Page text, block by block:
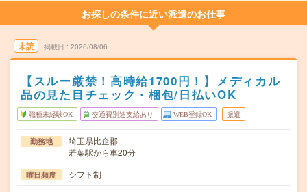
お探しの条件に近い派遣のお仕事
未読 掲載日 2026/08/06
【スルー厳禁！高時給1700円！】メディカル
品の見た目チェック・梱包/日払いOK
職種未経験OK 交通費別途支給あり WEB登録OK 派遣
勤務地
埼玉県比企郡
若葉駅から車20分
曜日頻度 シフト制